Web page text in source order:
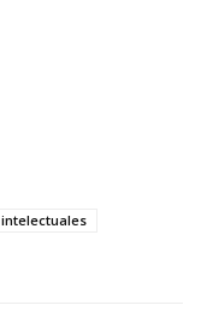
intelectuales